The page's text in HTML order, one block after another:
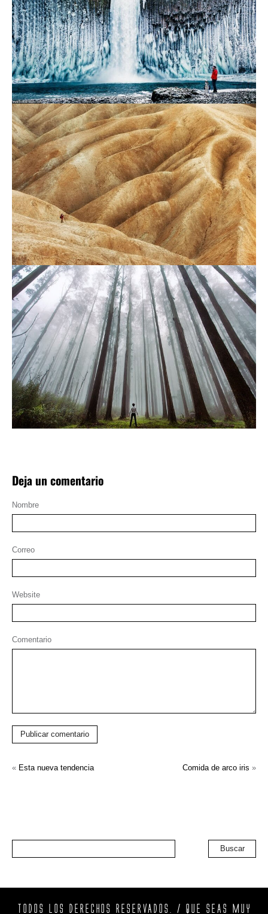
Deja un comentario
Nombre
Correo
Website
Comentario
Publicar comentario
« Esta nueva tendencia Comida de arco iris »
Buscar
TODOS LOS DERECHOS RESERVADOS. / QUE SEAS MUY